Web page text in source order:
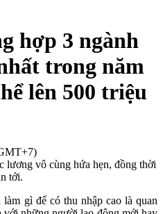
hợp 3 ngành
trong năm
lên 500 triệu
lương vô cùng hứa hẹn, đồng thời
tới.
gì để có thu nhập cao là quan